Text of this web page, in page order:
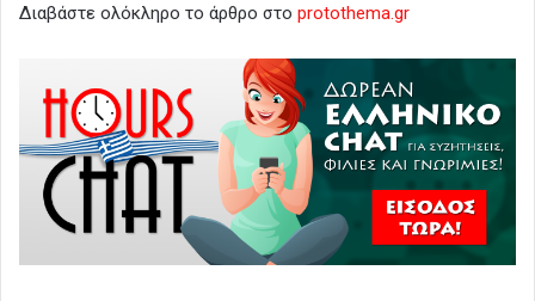
Διαβάστε ολόκληρο το άρθρο στο protothema.gr